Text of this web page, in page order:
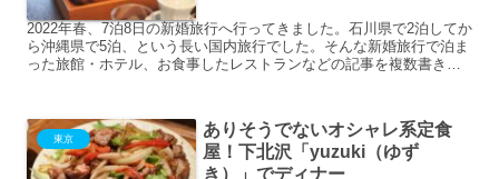
2022年春、7泊8日の新婚旅行へ行ってきました。石川県で2泊してか
ら沖縄県で5泊、という長い国内旅行でした。そんな新婚旅行で泊ま
った旅館・ホテル、お食事したレストランなどの記事を複数書きま
東京
ありそうでないオシャレ系定食
屋！下北沢「yuzuki（ゆず
き）」でディナー